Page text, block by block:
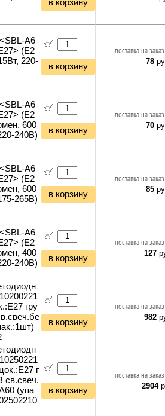
светильники
прочее
и Мыши
Наушники
периферия
в корзину
A6
(E2
220-
в корзину
поставка на
78
A6
(E2
600
240В)
в корзину
поставка на
70
A6
(E2
600
265В)
в корзину
поставка на
85
A6
(E2
400
240В)
в корзину
поставка на
127
гру
в корзину
поставка на
982
г
св.свеч.
(упа
в корзину
поставка на
2904